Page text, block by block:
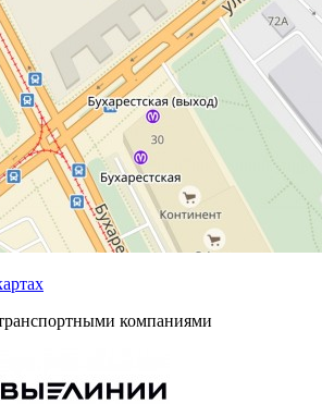
компаниями